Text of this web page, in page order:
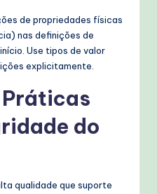
de propriedades físicas
nas definições de
Use tipos de valor
explicitamente.
Práticas
do
qualidade que suporte